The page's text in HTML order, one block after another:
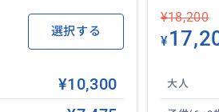
選択する
¥10,300
¥18,200
¥
大人